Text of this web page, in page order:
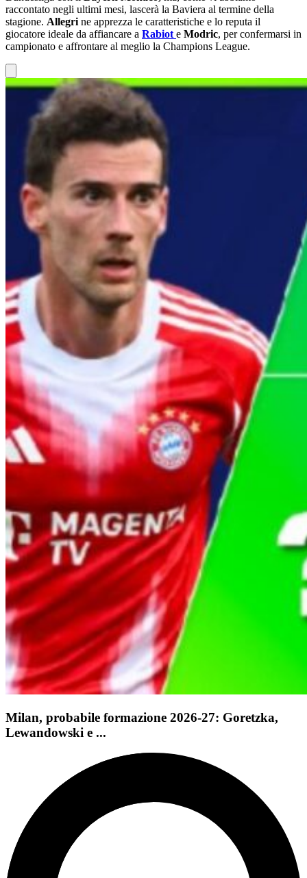
raccontato negli ultimi mesi, lascerà la Baviera al termine della
stagione. Allegri ne apprezza le caratteristiche e lo reputa il
giocatore ideale da affiancare a Rabiot e Modric, per confermarsi in
campionato e affrontare al meglio la Champions League.
Milan, probabile formazione 2026-27: Goretzka,
Lewandowski e ...